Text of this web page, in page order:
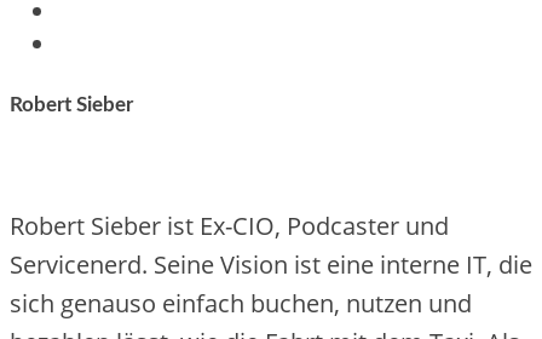
Robert Sieber
Robert Sieber ist Ex-CIO, Podcaster und
Servicenerd. Seine Vision ist eine interne IT, die
sich genauso einfach buchen, nutzen und